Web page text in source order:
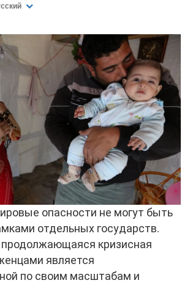
опасности не могут быть
отдельных государств.
кризисная
является
по своим масштабам и